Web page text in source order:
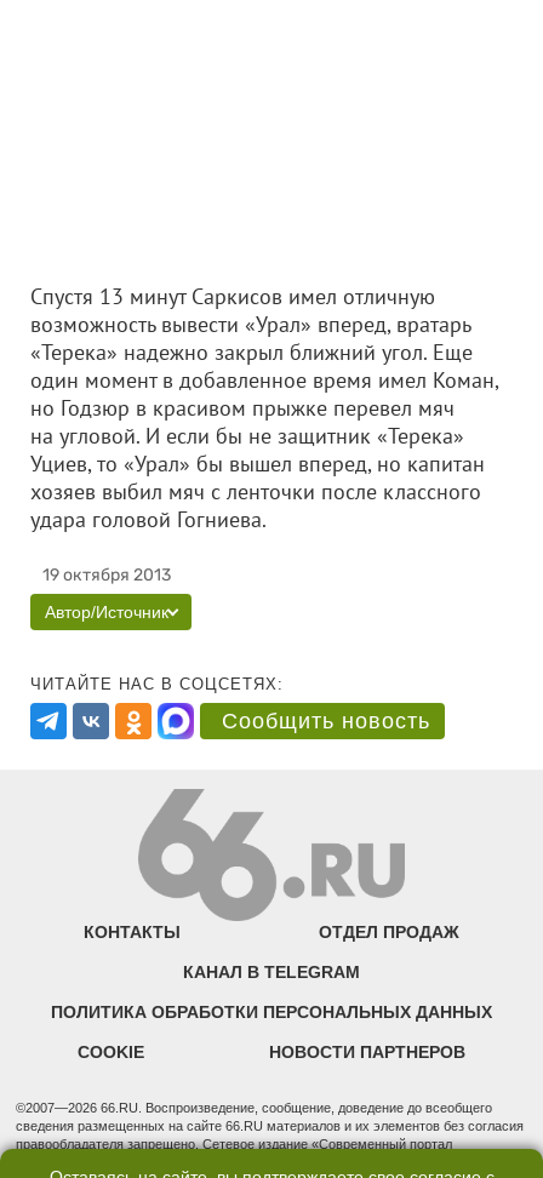
Спустя 13 минут Саркисов имел отличную
возможность вывести «Урал» вперед, вратарь
«Терека» надежно закрыл ближний угол. Еще
один момент в добавленное время имел Коман,
но Годзюр в красивом прыжке перевел мяч
на угловой. И если бы не защитник «Терека»
Уциев, то «Урал» бы вышел вперед, но капитан
хозяев выбил мяч с ленточки после классного
удара головой Гогниева.
19 октября 2013
Автор/Источник
ЧИТАЙТЕ НАС В СОЦСЕТЯХ:
Сообщить новость
КОНТАКТЫ ОТДЕЛ ПРОДАЖ
КАНАЛ В TELEGRAM
ПОЛИТИКА ОБРАБОТКИ ПЕРСОНАЛЬНЫХ ДАННЫХ
COOKIE НОВОСТИ ПАРТНЕРОВ
©2007—2026 66.RU. Воспроизведение, сообщение, доведение до всеобщего
сведения размещенных на сайте 66.RU материалов и их элементов без согласия
правообладателя запрещено. Сетевое издание «Современный портал